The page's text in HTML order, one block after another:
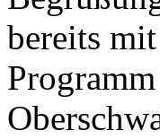
bereits